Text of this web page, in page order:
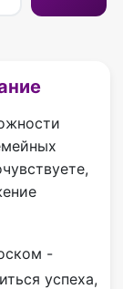
-
успеха,